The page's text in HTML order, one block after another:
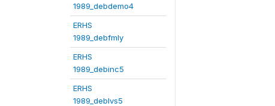
1989_debdemo4
ERHS
1989_debfmly
ERHS
1989_debinc5
ERHS
1989_deblvs5